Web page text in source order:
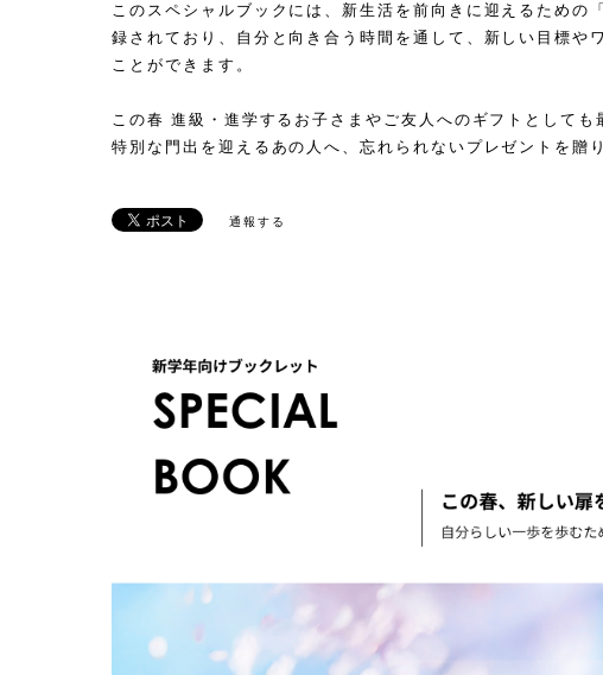
このスペシャルブックには、新生活を前向きに迎えるための
録されており、自分と向き合う時間を通して、新しい目標や
ことができます。
この春 進級・進学するお子さまやご友人へのギフトとしても
特別な門出を迎えるあの人へ、忘れられないプレゼントを贈
通報する